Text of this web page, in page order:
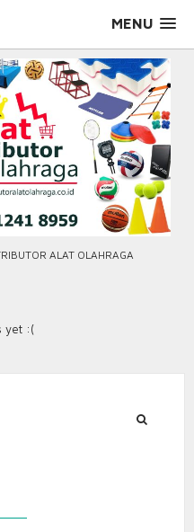
MENU
ALAT OLAHRAGA
yet :(